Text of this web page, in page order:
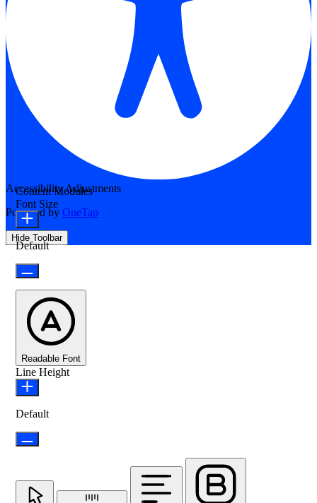
Accessibility Adjustments
Powered by OneTap
Hide Toolbar
Content Modules
Font Size
Default
Readable Font
Line Height
Default